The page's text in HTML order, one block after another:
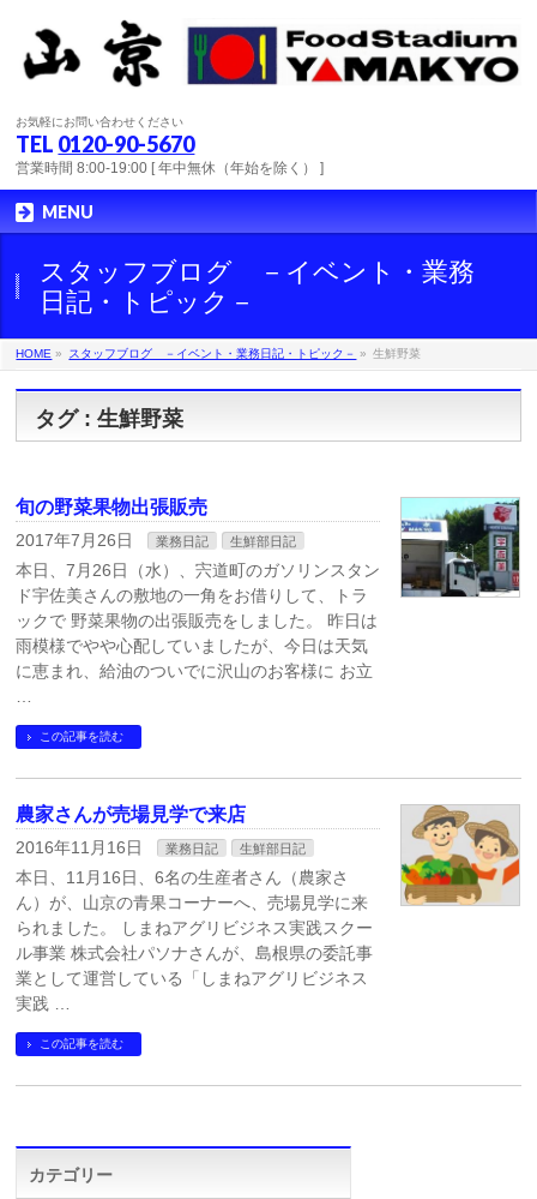
お気軽にお問い合わせください
TEL 0120-90-5670
営業時間 8:00-19:00 [ 年中無休（年始を除く） ]
MENU
スタッフブログ －イベント・業務
日記・トピック－
HOME » スタッフブログ －イベント・業務日記・トピック－ » 生鮮野菜
タグ : 生鮮野菜
旬の野菜果物出張販売
2017年7月26日 業務日記 生鮮部日記
本日、7月26日（水）、宍道町のガソリンスタン
ド宇佐美さんの敷地の一角をお借りして、トラ
ックで 野菜果物の出張販売をしました。 昨日は
雨模様でやや心配していましたが、今日は天気
に恵まれ、給油のついでに沢山のお客様に お立
…
この記事を読む
農家さんが売場見学で来店
2016年11月16日 業務日記 生鮮部日記
本日、11月16日、6名の生産者さん（農家さ
ん）が、山京の青果コーナーへ、売場見学に来
られました。 しまねアグリビジネス実践スクー
ル事業 株式会社パソナさんが、島根県の委託事
業として運営している「しまねアグリビジネス
実践 …
この記事を読む
カテゴリー